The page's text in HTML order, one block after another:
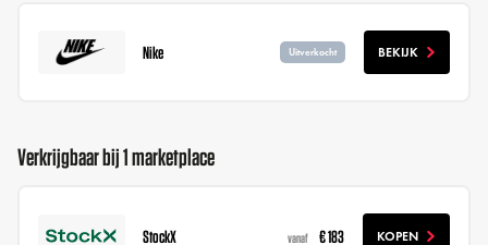
Nike Uitverkocht BEKIJK
Verkrijgbaar bij 1 marketplace
StockX vanaf € 183 KOPEN